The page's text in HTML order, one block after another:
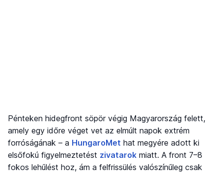
Pénteken hidegfront söpör végig Magyarország felett,
amely egy időre véget vet az elmúlt napok extrém
forróságának – a HungaroMet hat megyére adott ki
elsőfokú figyelmeztetést zivatarok miatt. A front 7–8
fokos lehűlést hoz, ám a felfrissülés valószínűleg csak